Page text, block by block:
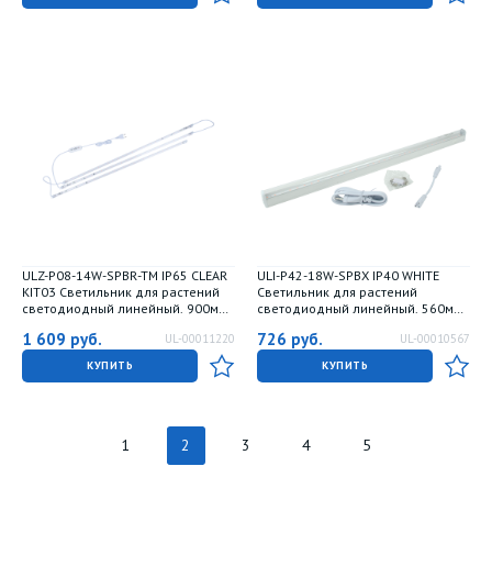
ULZ-P08-14W-SPBR-TM IP65 CLEAR
KIT03 Светильник для растений
светодиодный линейный. 900мм.
досвечивания в период роста. В
составе набора из 3-х штук. с
таймером. TM ФитоЛето
1 609 руб. UL-00011220
КУПИТЬ
ULI-P42-18W-SPBX IP40 WHITE
Светильник для растений
светодиодный линейный. 560мм.
Спектр с дальним красным для
рассады и досвечивания в
период роста. TM Uniel
726 руб. UL-00010567
КУПИТЬ
1 2 3 4 5